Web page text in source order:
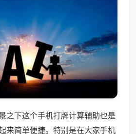
之下这个手机打牌计算辅助也是
来简单便捷。特别是在大家手机